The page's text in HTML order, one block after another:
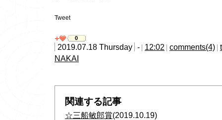
Tweet
0
2019.07.18 Thursday - 12:02 comments(4)
NAKAI
関連する記事
☆三船敏郎賞(2019.10.19)